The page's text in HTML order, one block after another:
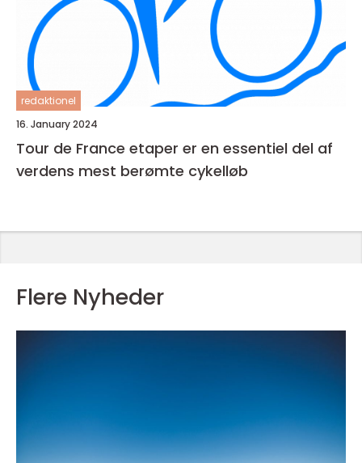
redaktionel
16. January 2024
Tour de France etaper er en essentiel del af
verdens mest berømte cykelløb
Flere Nyheder